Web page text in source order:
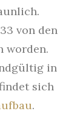
von den
worden.
in
sich
.